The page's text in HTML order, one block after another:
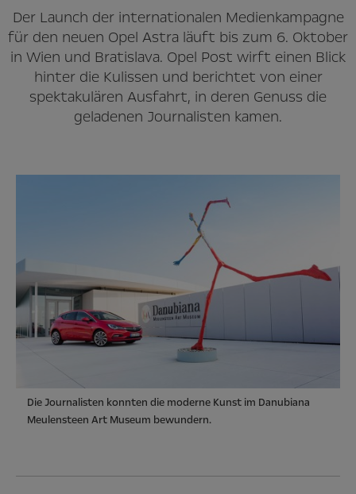
Der Launch der internationalen Medienkampagne
für den neuen Opel Astra läuft bis zum 6. Oktober
in Wien und Bratislava. Opel Post wirft einen Blick
hinter die Kulissen und berichtet von einer
spektakulären Ausfahrt, in deren Genuss die
geladenen Journalisten kamen.
Die Journalisten konnten die moderne Kunst im Danubiana
Meulensteen Art Museum bewundern.